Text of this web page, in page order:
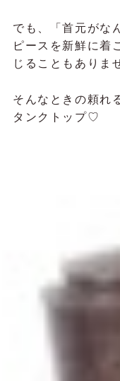
でも、「首元がな
ピースを新鮮に着
じることもありま
そんなときの頼れ
タンクトップ♡